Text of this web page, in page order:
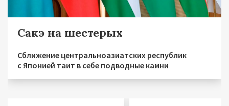
Сакэ на шестерых
Сближение центральноазиатских республик
с Японией таит в себе подводные камни